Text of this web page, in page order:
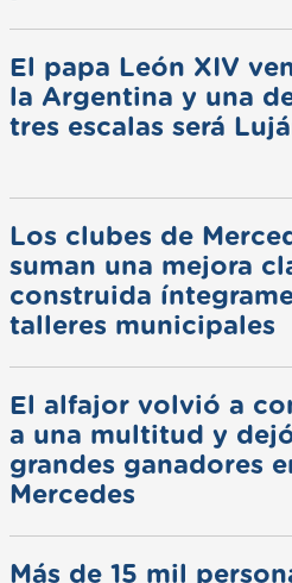
El papa León XIV
la Argentina y una
tres escalas será
Los clubes de
suman una mejora
construida
talleres municipales
El alfajor volvió a
a una multitud y
grandes ganadores
Mercedes
Más de 15 mil